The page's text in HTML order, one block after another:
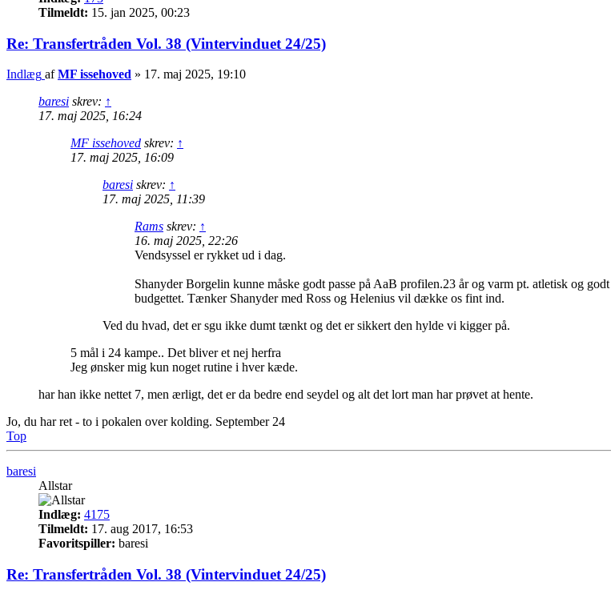
Tilmeldt: 15. jan 2025, 00:23
Re: Transfertråden Vol. 38 (Vintervinduet 24/25)
Indlæg afMF issehoved » 17. maj 2025, 19:10
baresi skrev: ↑
17. maj 2025, 16:24
MF issehoved skrev: ↑
17. maj 2025, 16:09
baresi skrev: ↑
17. maj 2025, 11:39
Rams skrev: ↑
16. maj 2025, 22:26
Vendsyssel er rykket ud i dag.
Shanyder Borgelin kunne måske godt passe på AaB profilen.23 år og varm pt. atletisk og
budgettet. Tænker Shanyder med Ross og Helenius vil dække os fint ind.
Ved du hvad, det er sgu ikke dumt tænkt og det er sikkert den hylde vi kigger på.
5 mål i 24 kampe.. Det bliver et nej herfra
Jeg ønsker mig kun noget rutine i hver kæde.
har han ikke nettet 7, men ærligt, det er da bedre end seydel og alt det lort man har prøvet at hente.
Jo, du har ret - to i pokalen over kolding. September 24
Top
baresi
Allstar
Indlæg: 4175
Tilmeldt: 17. aug 2017, 16:53
Favoritspiller: baresi
Re: Transfertråden Vol. 38 (Vintervinduet 24/25)